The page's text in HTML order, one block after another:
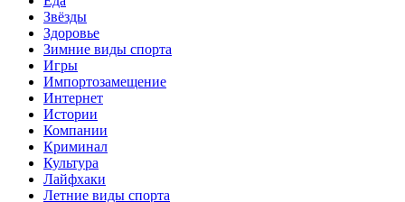
Звёзды
Здоровье
Зимние виды спорта
Игры
Импортозамещение
Интернет
Истории
Компании
Криминал
Культура
Лайфхаки
Летние виды спорта